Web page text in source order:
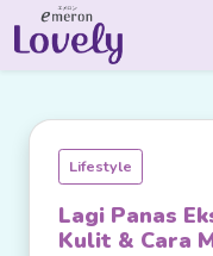
Lifestyle
Lagi Panas
Kulit & Cara